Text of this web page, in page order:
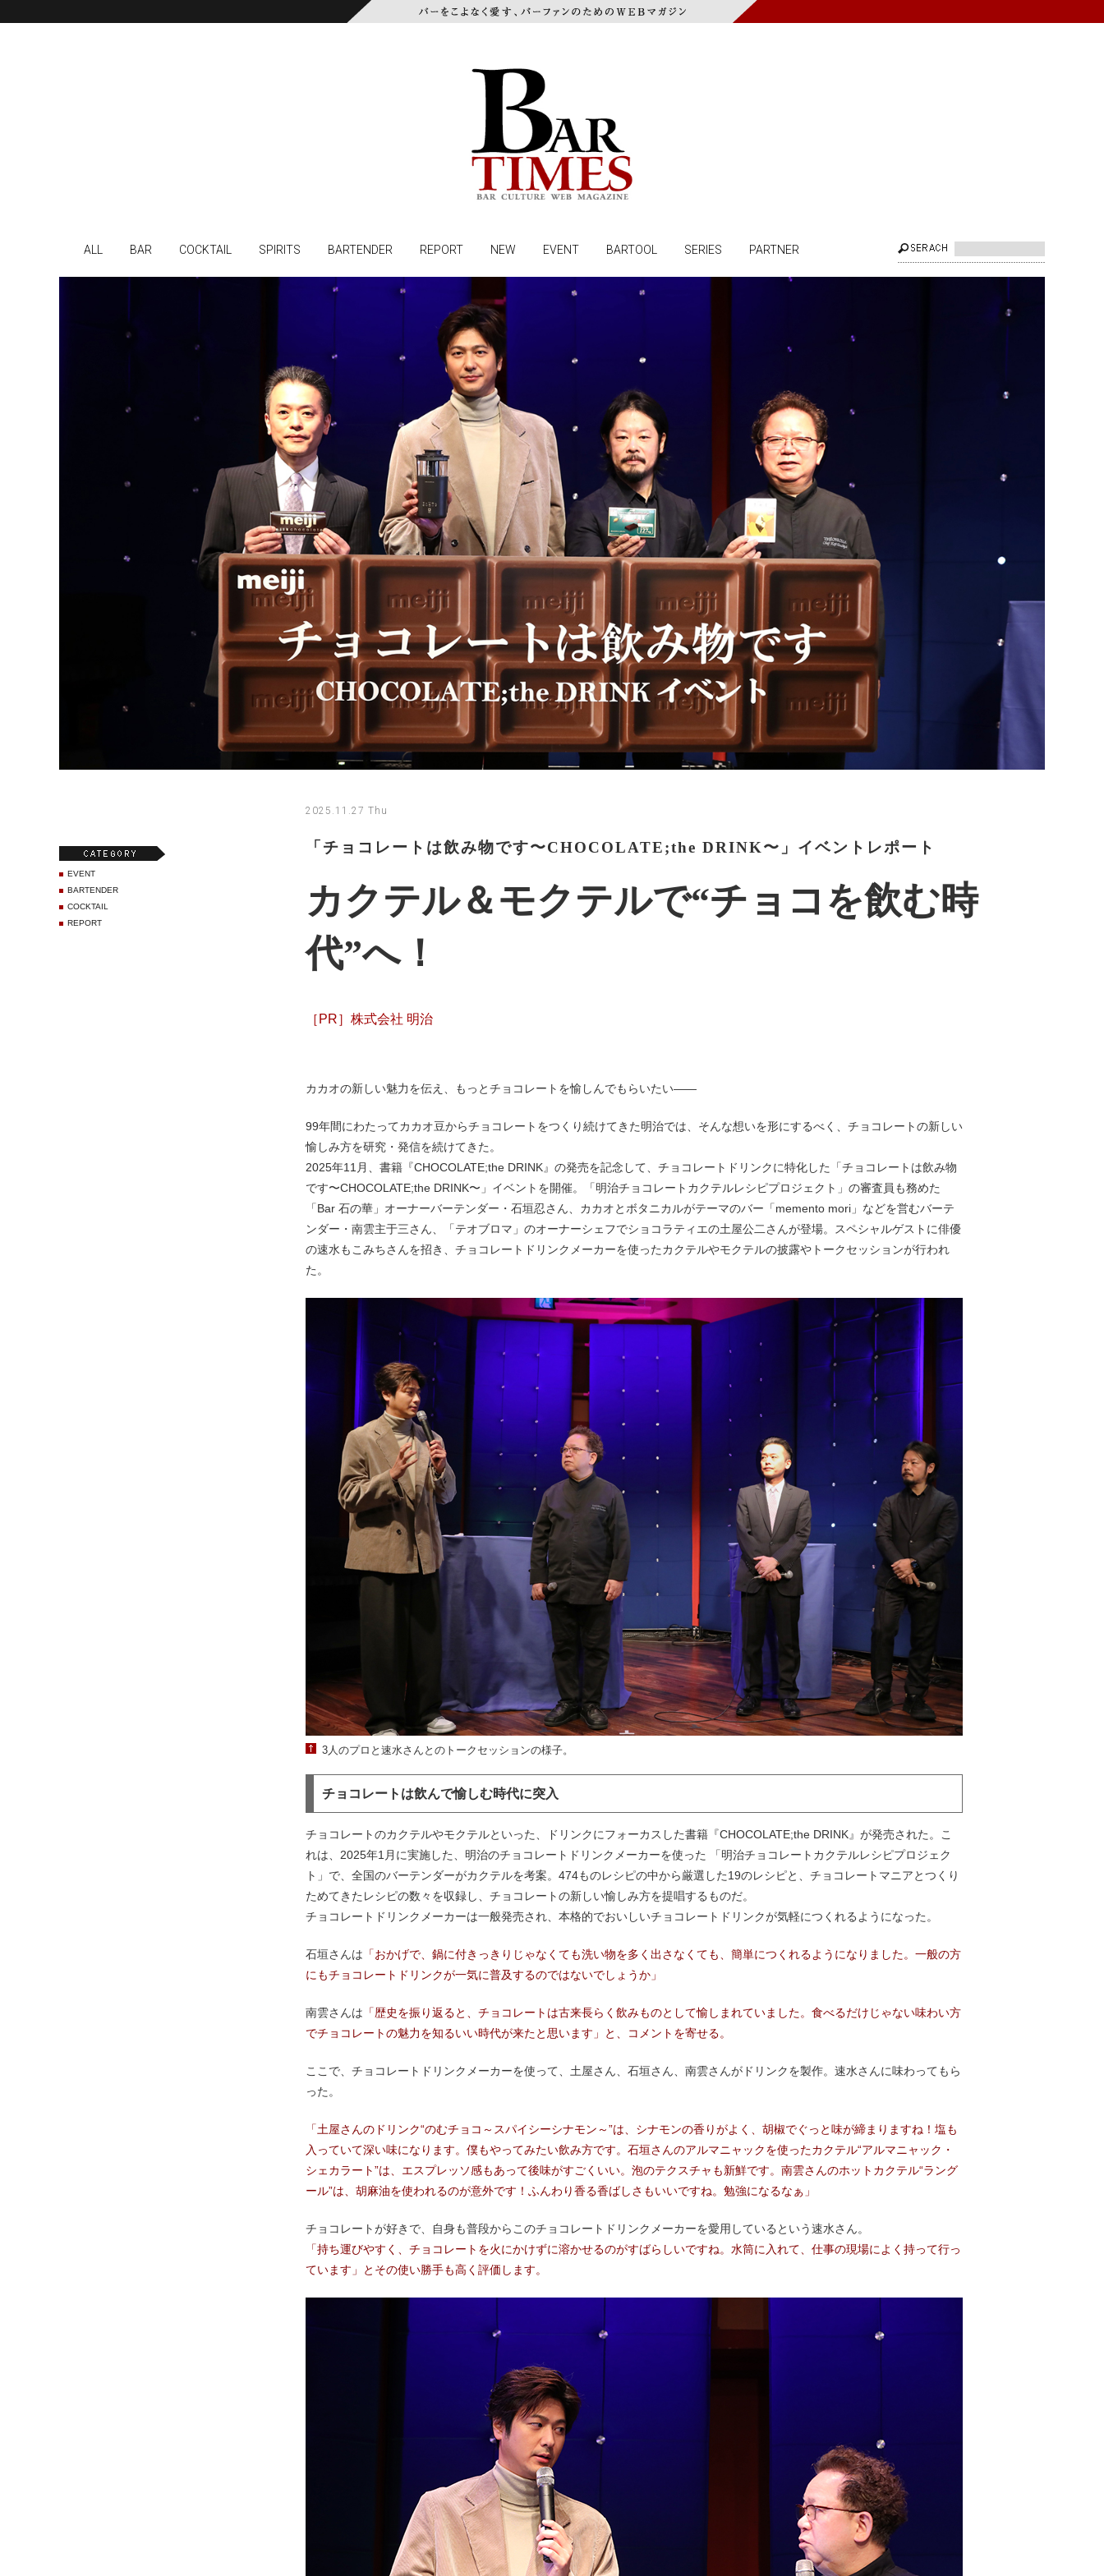
ALL BAR COCKTAIL SPIRITS BARTENDER REPORT NEW EVENT BARTOOL SERIES PARTNER
2025.11.27 Thu
「チョコレートは飲み物です〜CHOCOLATE;the DRINK〜」イベントレポート
カクテル＆モクテルで“チョコを飲む時
代”へ！
［PR］株式会社 明治
カカオの新しい魅力を伝え、もっとチョコレートを愉しんでもらいたい——
99年間にわたってカカオ豆からチョコレートをつくり続けてきた明治では、そんな想いを形にするべく、チョコレートの新しい
愉しみ方を研究・発信を続けてきた。
2025年11月、書籍『CHOCOLATE;the DRINK』の発売を記念して、チョコレートドリンクに特化した「チョコレートは飲み物
です〜CHOCOLATE;the DRINK〜」イベントを開催。「明治チョコレートカクテルレシピプロジェクト」の審査員も務めた
「Bar 石の華」オーナーバーテンダー・石垣忍さん、カカオとボタニカルがテーマのバー「memento mori」などを営むバーテ
ンダー・南雲主于三さん、「テオブロマ」のオーナーシェフでショコラティエの土屋公二さんが登場。スペシャルゲストに俳優
の速水もこみちさんを招き、チョコレートドリンクメーカーを使ったカクテルやモクテルの披露やトークセッションが行われ
た。
3人のプロと速水さんとのトークセッションの様子。
チョコレートは飲んで愉しむ時代に突入
チョコレートのカクテルやモクテルといった、ドリンクにフォーカスした書籍『CHOCOLATE;the DRINK』が発売された。こ
れは、2025年1月に実施した、明治のチョコレートドリンクメーカーを使った 「明治チョコレートカクテルレシピプロジェク
ト」で、全国のバーテンダーがカクテルを考案。474ものレシピの中から厳選した19のレシピと、チョコレートマニアとつくり
ためてきたレシピの数々を収録し、チョコレートの新しい愉しみ方を提唱するものだ。
チョコレートドリンクメーカーは一般発売され、本格的でおいしいチョコレートドリンクが気軽につくれるようになった。
石垣さんは 「おかげで、鍋に付きっきりじゃなくても洗い物を多く出さなくても、簡単につくれるようになりました。一般の方
にもチョコレートドリンクが一気に普及するのではないでしょうか」
南雲さんは 「歴史を振り返ると、チョコレートは古来長らく飲みものとして愉しまれていました。食べるだけじゃない味わい方
でチョコレートの魅力を知るいい時代が来たと思います」と、コメントを寄せる。
ここで、チョコレートドリンクメーカーを使って、土屋さん、石垣さん、南雲さんがドリンクを製作。速水さんに味わってもら
った。
「土屋さんのドリンク“のむチョコ～スパイシーシナモン～”は、シナモンの香りがよく、胡椒でぐっと味が締まりますね！塩も
入っていて深い味になります。僕もやってみたい飲み方です。石垣さんのアルマニャックを使ったカクテル“アルマニャック・
シェカラート”は、エスプレッソ感もあって後味がすごくいい。泡のテクスチャも新鮮です。南雲さんのホットカクテル“ラング
ール”は、胡麻油を使われるのが意外です！ふんわり香る香ばしさもいいですね。勉強になるなぁ」
チョコレートが好きで、自身も普段からこのチョコレートドリンクメーカーを愛用しているという速水さん。
「持ち運びやすく、チョコレートを火にかけずに溶かせるのがすばらしいですね。水筒に入れて、仕事の現場によく持って行っ
ています」
とその使い勝手も高く評価します。
EVENT
BARTENDER
COCKTAIL
REPORT